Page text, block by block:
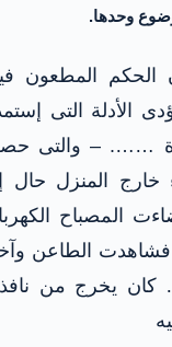
وحدها.
الحكم المطعون
الأدلة التى
……. – والتى
المنزل حال
المصباح
الطاعن
يخرج من نافذة